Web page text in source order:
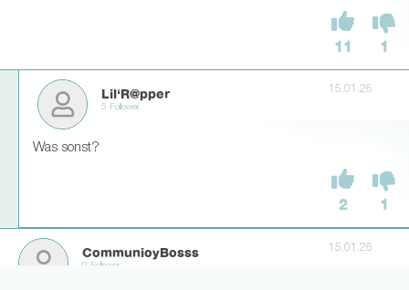
11 1
Lil‘R@pper
5 Follower
15.01.26
Was sonst?
2 1
CommunioyBosss
0 Follower
15.01.26